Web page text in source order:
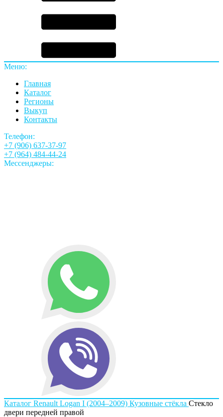
Меню:
Главная
Каталог
Регионы
Выкуп
Контакты
Телефон:
+7 (906) 637-37-97
+7 (964) 484-44-24
Мессенджеры:
Каталог Renault Logan I (2004–2009) Кузовные стёкла Стекло
двери передней правой